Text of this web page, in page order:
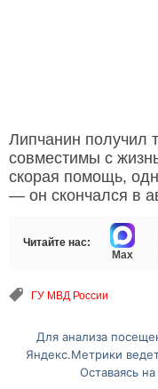
Липчанин получил
совместимы с
скорая помощь,
— он скончался в
Читайте нас:
Max
ГУ МВД России
Перейти на
Для анализа
Яндекс.Метрики
Оставаясь